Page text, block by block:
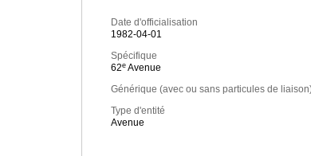
Date d'officialisation
1982-04-01
Spécifique
62e Avenue
Générique (avec ou sans particules de
Type d'entité
Avenue